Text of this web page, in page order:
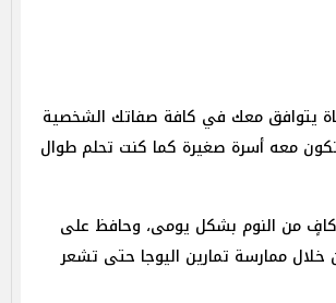
يتوافق معك في كافة صفاتك الشخصية
معه أسرة صغيرة كما كنت تحلم طوال
من النوم بشكل يومى، وحافظ على
ممارسة تمارين اليوجا حتى تشعر